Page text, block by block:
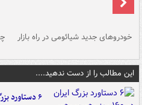
خودروهای جدید شیائومی در راه بازار
این مطالب را از دست ندهید....
۶ دستاورد بزرگ ایران در ۱۶۰ روز رهبری رهبر انقلاب